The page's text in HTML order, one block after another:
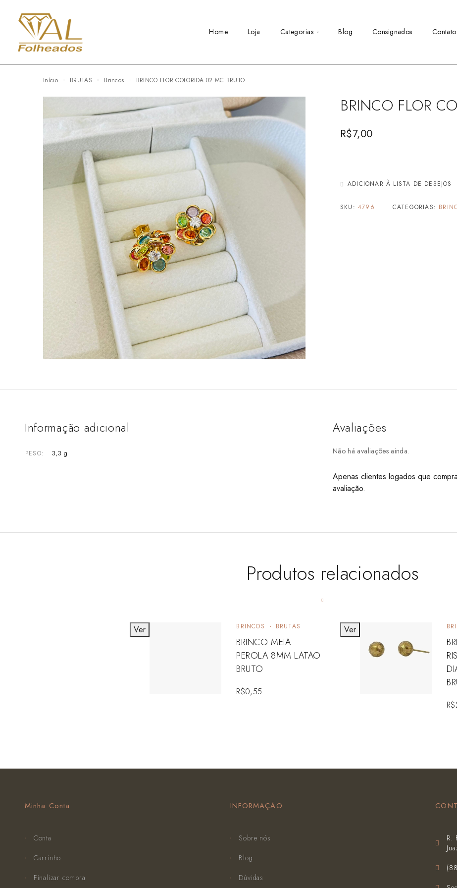
Home Loja Categorias Blog Consignados Contato
Início BRUTAS Brincos BRINCO FLOR COLORIDA 02 MC BRUTO
BRINCO FLOR
R$7,00
ADICIONAR À LISTA DE DESEJOS
SKU: 4796 CATEGORIAS:
Informação adicional
PESO 3,3 g
Avaliações
Não há avaliações ainda.
Apenas clientes logados que
avaliação.
Produtos relacionados
BRINCOS BRUTAS
BRINCO MEIA
PEROLA 8MM LATAO
BRUTO
R$0,55
Ver
R$
Ver
Minha Conta
Conta
Carrinho
Finalizar compra
INFORMAÇÃO
Sobre nós
Blog
Dúvidas
R.